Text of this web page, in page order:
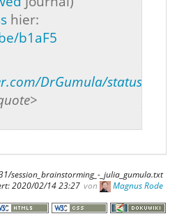
hier:
b1aF5
DrGumula/status/
session_brainstorming_-_julia_gumula.txt
2020/02/14 23:27 von Magnus Rode